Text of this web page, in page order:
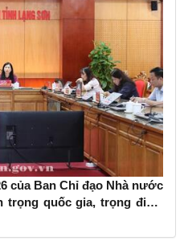
của Ban Chỉ đạo Nhà nước
quốc gia, trọng điểm